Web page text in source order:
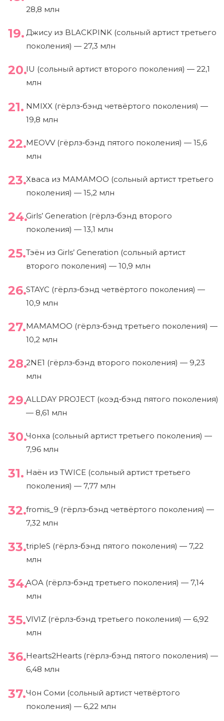
28,8 млн
Джису из BLACKPINK (сольный артист третьего
поколения) — 27,3 млн
IU (сольный артист второго поколения) — 22,1
млн
NMIXX (гёрлз‑бэнд четвёртого поколения) —
19,8 млн
MEOVV (гёрлз‑бэнд пятого поколения) — 15,6
млн
Хваса из MAMAMOO (сольный артист третьего
поколения) — 15,2 млн
Girls’ Generation (гёрлз‑бэнд второго
поколения) — 13,1 млн
Тэён из Girls’ Generation (сольный артист
второго поколения) — 10,9 млн
STAYC (гёрлз‑бэнд четвёртого поколения) —
10,9 млн
MAMAMOO (гёрлз‑бэнд третьего поколения) —
10,2 млн
2NE1 (гёрлз‑бэнд второго поколения) — 9,23
млн
ALLDAY PROJECT (коэд‑бэнд пятого поколения)
— 8,61 млн
Чонха (сольный артист третьего поколения) —
7,96 млн
Наён из TWICE (сольный артист третьего
поколения) — 7,77 млн
fromis_9 (гёрлз‑бэнд четвёртого поколения) —
7,32 млн
tripleS (гёрлз‑бэнд пятого поколения) — 7,22
млн
AOA (гёрлз‑бэнд третьего поколения) — 7,14
млн
VIVIZ (гёрлз‑бэнд третьего поколения) — 6,92
млн
Hearts2Hearts (гёрлз‑бэнд пятого поколения) —
6,48 млн
Чон Соми (сольный артист четвёртого
поколения) — 6,22 млн